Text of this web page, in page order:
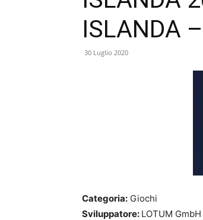
ISLANDA
30 Luglio 2020
Categoria: Giochi
Sviluppatore: LOTUM GmbH